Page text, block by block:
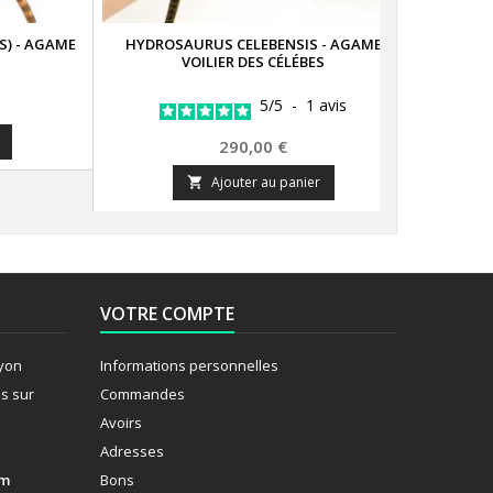
- AGAME
HYDROSAURUS CELEBENSIS - AGAME
VOILIER DES CÉLÉBES
5/5 - 1avis
Prix
290,00 €
 Ajouter au panier
sur
VOTRE COMPTE
Informations personnelles
Commandes
Avoirs
Adresses
Bons